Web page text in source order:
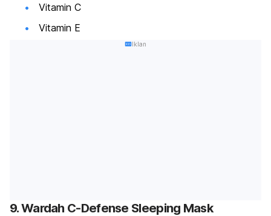
Vitamin C
Vitamin E
Iklan
9. Wardah C-Defense Sleeping Mask